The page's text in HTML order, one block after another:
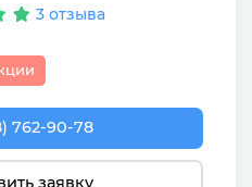
3 отзыва
762-90-78
заявку